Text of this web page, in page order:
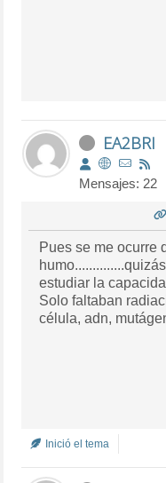
EA2BRI
Mensajes: 22
Pues se me ocurre
estudiar la
Solo faltaban
célula, adn,
Inició el tema